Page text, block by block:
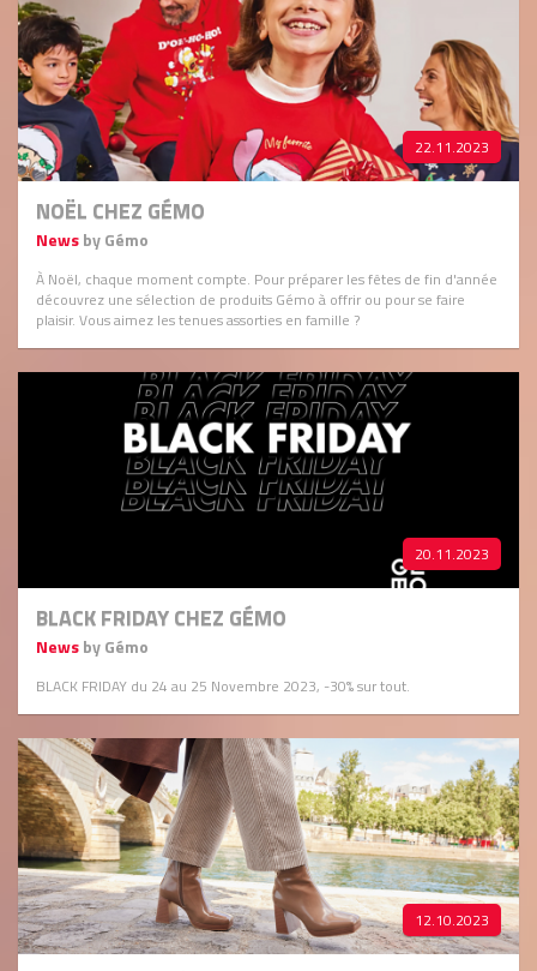
22.11.2023
NOËL CHEZ GÉMO
Newsby Gémo
À Noël, chaque moment compte. Pour préparer les fêtes de fin d'année
découvrez une sélection de produits Gémo à offrir ou pour se faire
plaisir. Vous aimez les tenues assorties en famille ?
20.11.2023
BLACK FRIDAY CHEZ GÉMO
Newsby Gémo
BLACK FRIDAY du 24 au 25 Novembre 2023, -30% sur tout.
12.10.2023